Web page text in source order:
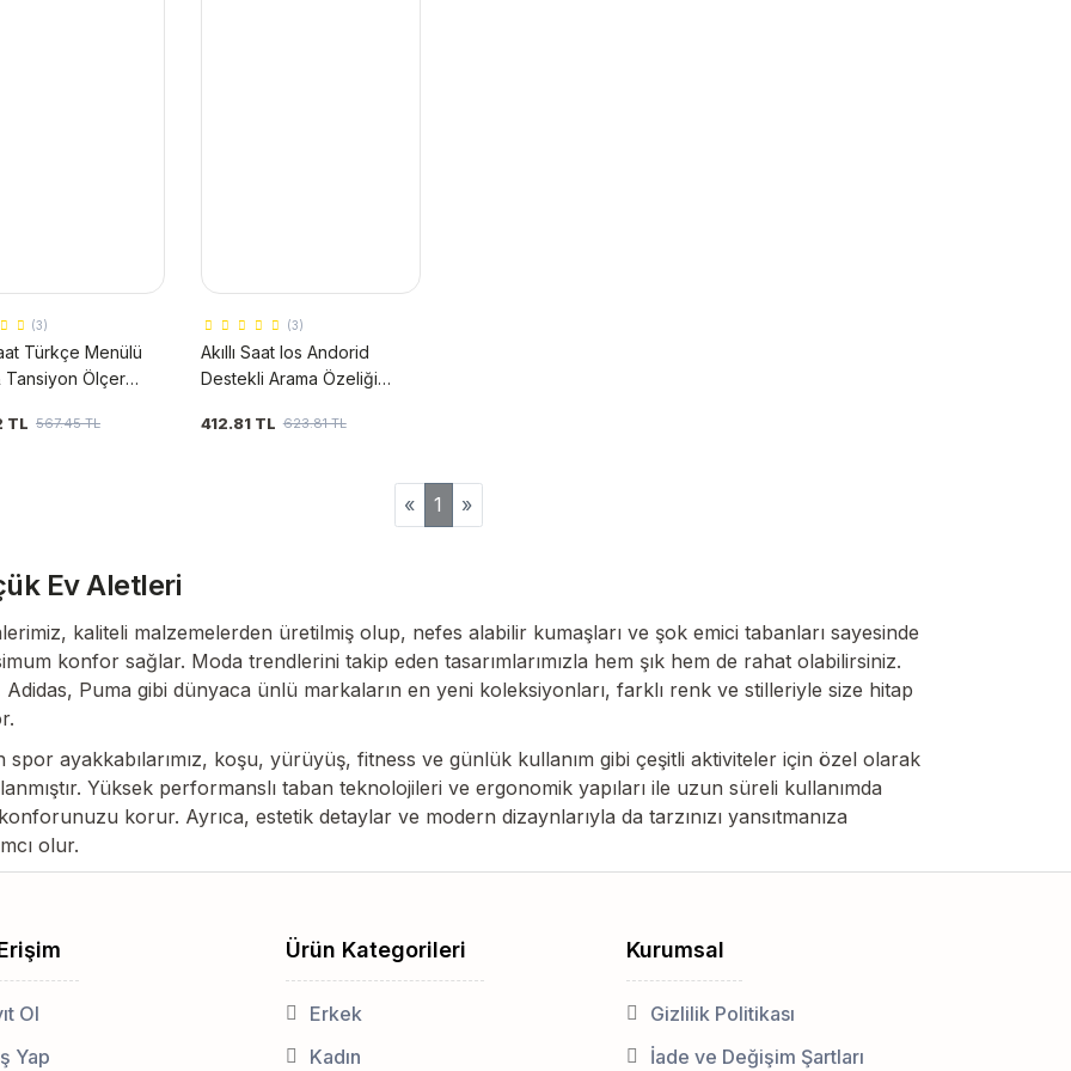
(3)
Türkçe Menülü
Tansiyon Ölçer
Smartwatch
TL 567.45 TL
(3)
Akıllı Saat Ios Andorid
Destekli Arama Özeliği
412.81 TL 623.81 TL
« 1 »
Ev Aletleri
kaliteli malzemelerden üretilmiş olup, nefes alabilir kumaşları ve şok emici tabanları sayesinde
konfor sağlar. Moda trendlerini takip eden tasarımlarımızla hem şık hem de rahat olabilirsiniz.
Adidas, Puma gibi dünyaca ünlü markaların en yeni koleksiyonları, farklı renk ve stilleriyle size hitap
spor ayakkabılarımız, koşu, yürüyüş, fitness ve günlük kullanım gibi çeşitli aktiviteler için özel olarak
Yüksek performanslı taban teknolojileri ve ergonomik yapıları ile uzun süreli kullanımda
korur. Ayrıca, estetik detaylar ve modern dizaynlarıyla da tarzınızı yansıtmanıza
olur.
Ol
Yap
Ürün Kategorileri
Erkek
Kadın
Kurumsal
Gizlilik Politikası
İade ve Değişim Şartları